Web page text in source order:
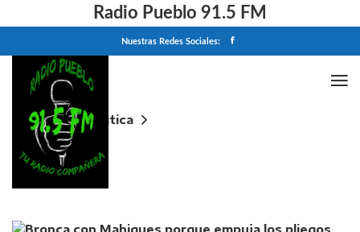
Radio Pueblo 91.5 FM
Nuestras Redes Sociales:
Home
Politica
Bronca con Mahiques porque empuja los pliegos de
los jueces de la AFA, pero no frena las causas contra
Karina y Adorni